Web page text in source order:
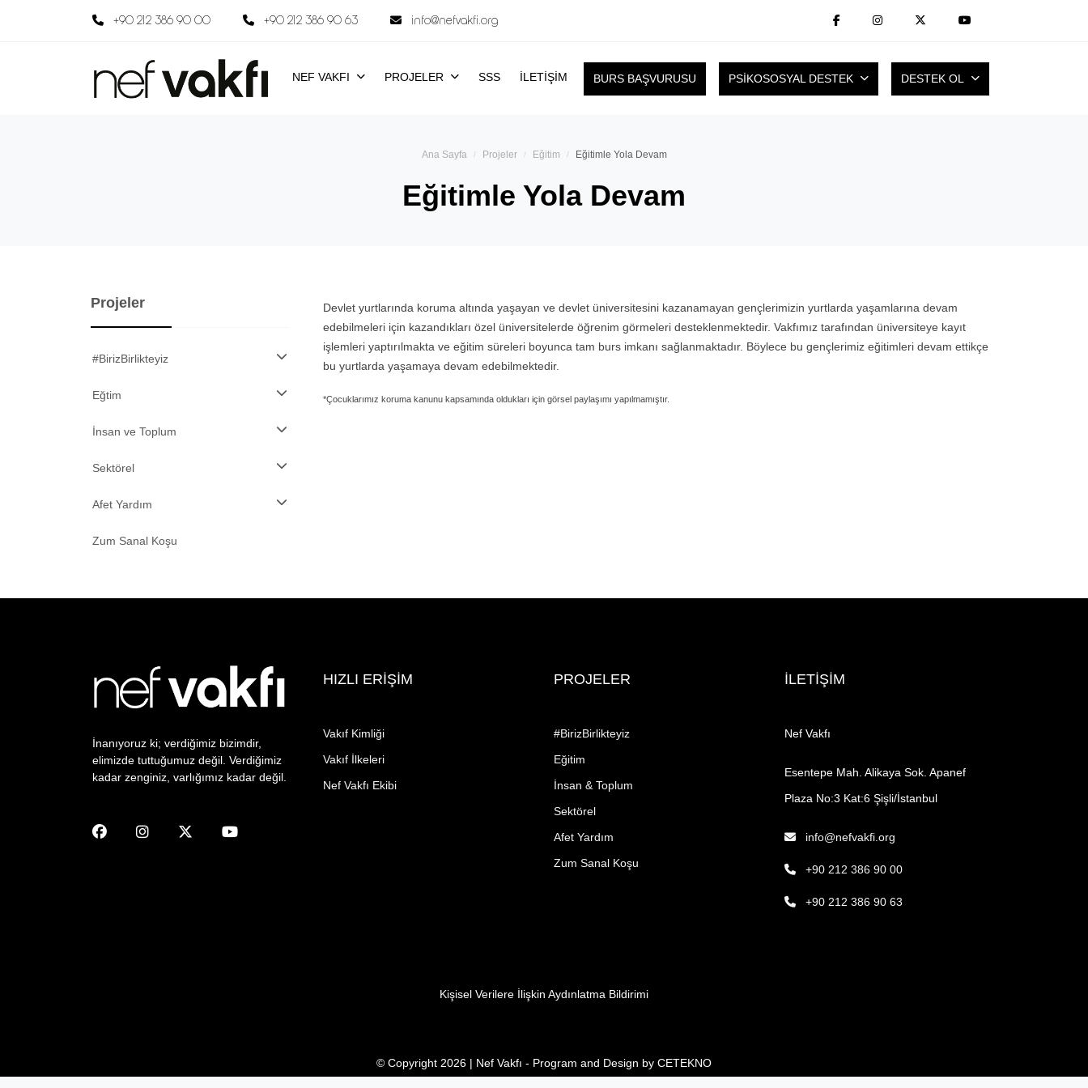
+90 212 386 90 00 +90 212 386 90 63 info@nefvakfi.org
NEF VAKFI PROJELER SSS İLETİŞİM BURS BAŞVURUSU PSİKOSOSYAL DESTEK DESTEK OL
Ana Sayfa Projeler Eğitim Eğitimle Yola Devam
Eğitimle Yola Devam
Projeler
#BirizBirlikteyiz
Eğtim
İnsan ve Toplum
Sektörel
Afet Yardım
Zum Sanal Koşu
Devlet yurtlarında koruma altında yaşayan ve devlet üniversitesini kazanamayan gençlerimizin yurtlarda yaşamlarına devam
edebilmeleri için kazandıkları özel üniversitelerde öğrenim görmeleri desteklenmektedir. Vakfımız tarafından üniversiteye kayıt
işlemleri yaptırılmakta ve eğitim süreleri boyunca tam burs imkanı sağlanmaktadır. Böylece bu gençlerimiz eğitimleri devam ettikçe
bu yurtlarda yaşamaya devam edebilmektedir.
*Çocuklarımız koruma kanunu kapsamında oldukları için görsel paylaşımı yapılmamıştır.
İnanıyoruz ki; verdiğimiz bizimdir,
elimizde tuttuğumuz değil. Verdiğimiz
kadar zenginiz, varlığımız kadar değil.
HIZLI ERİŞİM
Vakıf Kimliği
Vakıf İlkeleri
Nef Vakfı Ekibi
PROJELER
#BirizBirlikteyiz
Eğitim
İnsan & Toplum
Sektörel
Afet Yardım
Zum Sanal Koşu
İLETİŞİM
Nef Vakfı
Esentepe Mah. Alikaya Sok. Apanef
Plaza No:3 Kat:6 Şişli/İstanbul
info@nefvakfi.org
+90 212 386 90 00
+90 212 386 90 63
Kişisel Verilere İlişkin Aydınlatma Bildirimi
© Copyright 2026 | Nef Vakfı - Program and Design by CETEKNO